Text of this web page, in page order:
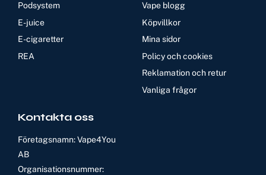
Podsystem
E-juice
E-cigaretter
REA
Vape blogg
Köpvillkor
Mina sidor
Policy och cookies
Reklamation och retur
Vanliga frågor
Kontakta oss
Företagsnamn: Vape4You
AB
Organisationsnummer: